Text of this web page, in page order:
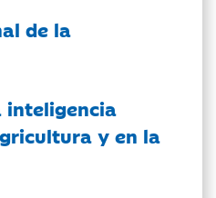
de la
inteligencia
y en la